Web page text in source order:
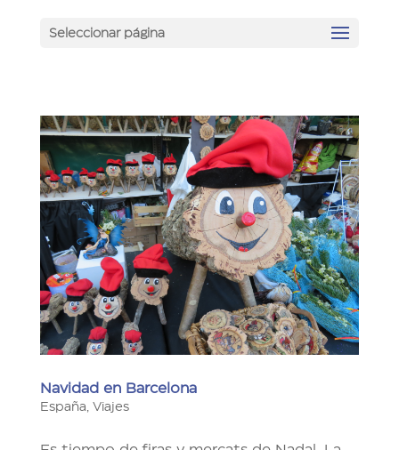
Seleccionar página
Navidad en Barcelona
España Viajes